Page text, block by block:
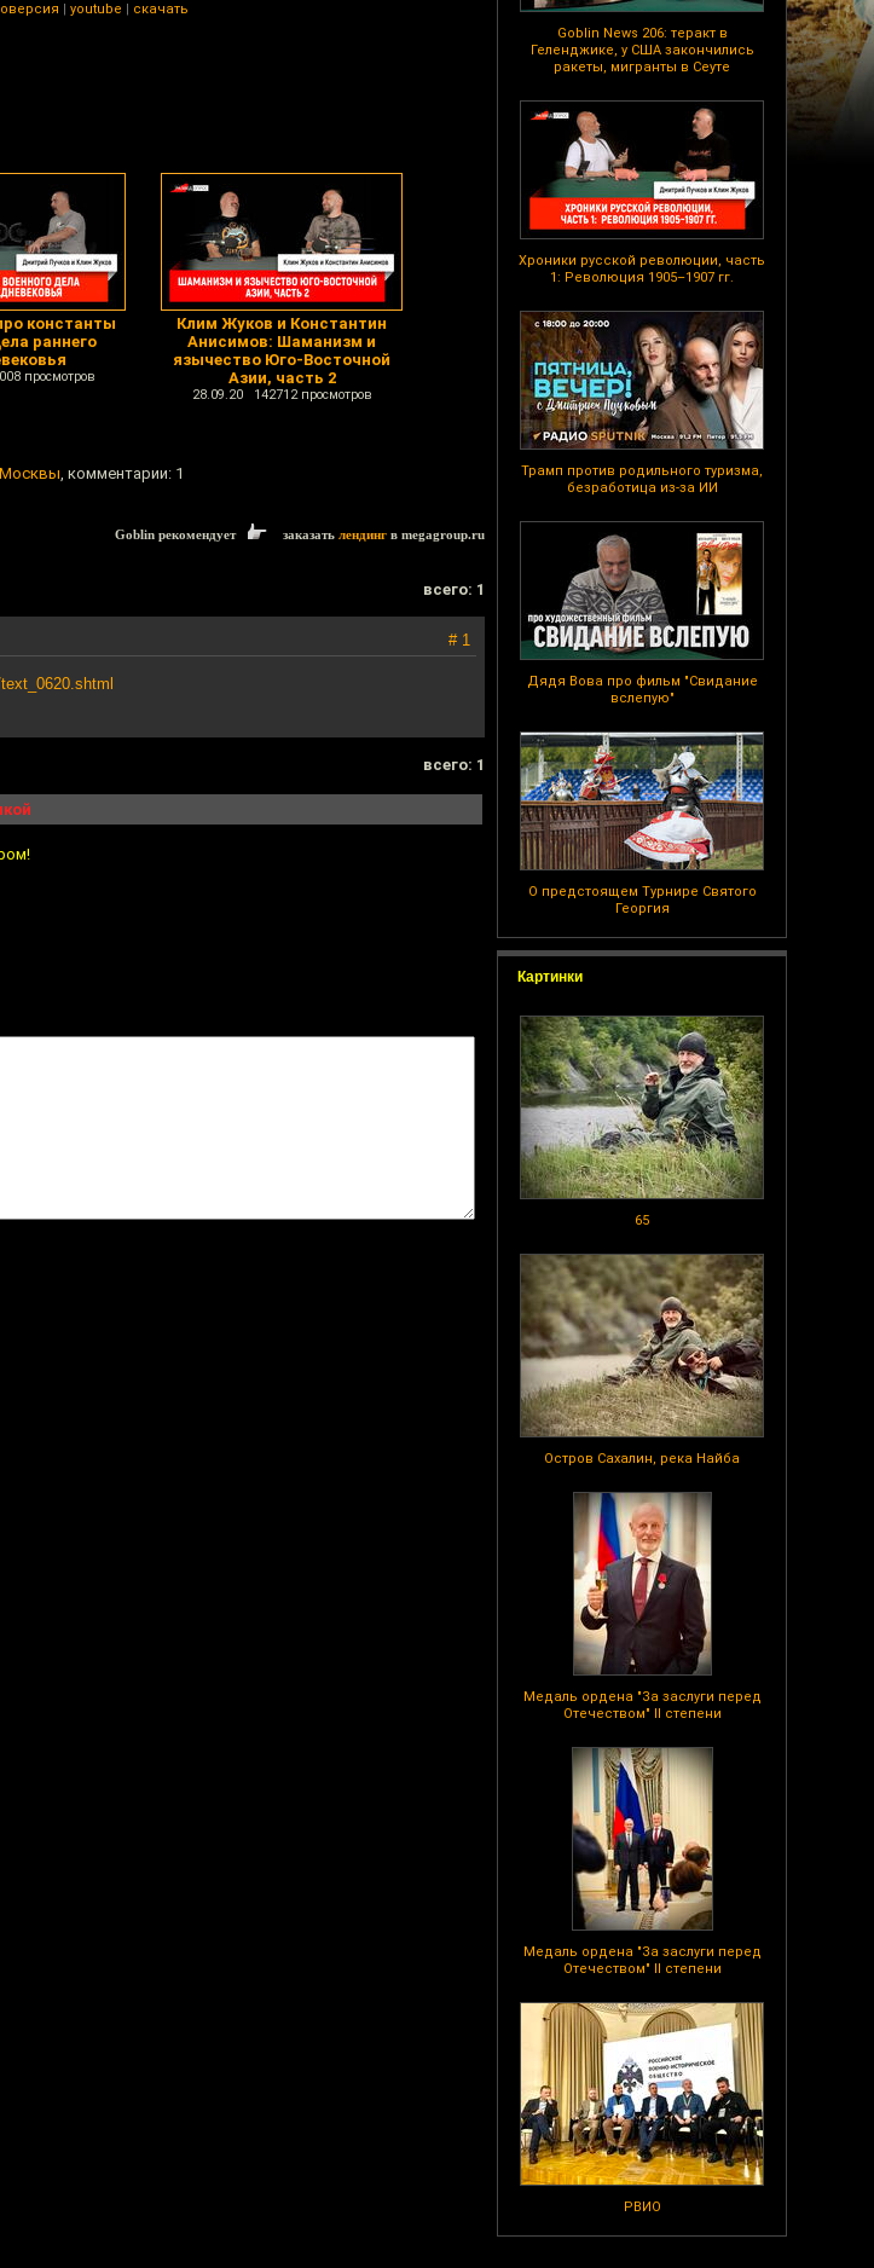
Goblin News 206: теракт в
Геленджике, у США закончились
ракеты, мигранты в Сеуте
Хроники русской революции, часть
1: Революция 1905–1907 гг.
Трамп против родильного туризма,
безработица из-за ИИ
Дядя Вова про фильм "Свидание
вслепую"
О предстоящем Турнире Святого
Георгия
Картинки
65
Остров Сахалин, река Найба
Медаль ордена "За заслуги перед
Отечеством" II степени
Медаль ордена "За заслуги перед
Отечеством" II степени
РВИО
| youtube | скачать
константы
раннего
просмотров
Клим Жуков и Константин
Анисимов: Шаманизм и
язычество Юго-Восточной
Азии, часть 2
28.09.20 142712 просмотров
Москвы, комментарии: 1
Goblin рекомендует заказать лендинг в megagroup.ru
всего: 1
# 1
всего: 1